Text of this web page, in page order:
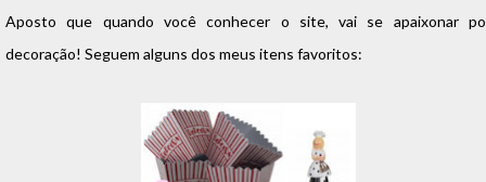
Aposto que quando você conhecer o site, vai se apaixonar
decoração! Seguem alguns dos meus itens favoritos: